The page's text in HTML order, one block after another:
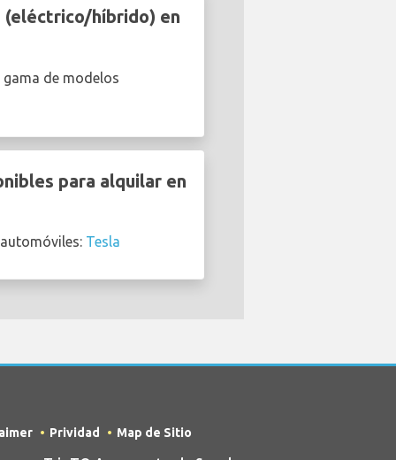
(eléctrico/híbrido) en
gama de modelos
para alquilar en
Tesla
Prividad Map de Sitio